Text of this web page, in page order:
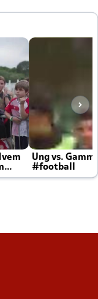
Ung vs.
#football